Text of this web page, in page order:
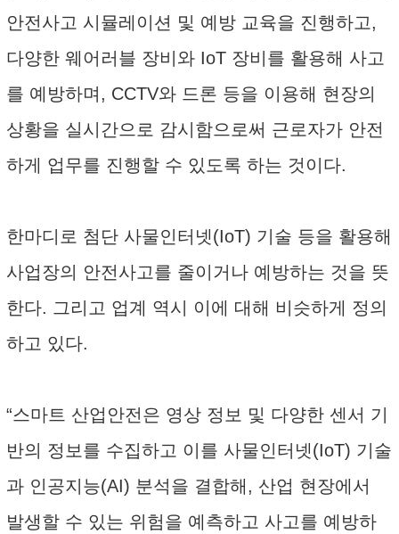
안전사고 시뮬레이션 및 예방 교육을 진행하고,
다양한 웨어러블 장비와 IoT 장비를 활용해 사고
를 예방하며, CCTV와 드론 등을 이용해 현장의
상황을 실시간으로 감시함으로써 근로자가 안전
하게 업무를 진행할 수 있도록 하는 것이다.
한마디로 첨단 사물인터넷(IoT) 기술 등을 활용해
사업장의 안전사고를 줄이거나 예방하는 것을 뜻
한다. 그리고 업계 역시 이에 대해 비슷하게 정의
하고 있다.
“스마트 산업안전은 영상 정보 및 다양한 센서 기
반의 정보를 수집하고 이를 사물인터넷(IoT) 기술
과 인공지능(AI) 분석을 결합해, 산업 현장에서
발생할 수 있는 위험을 예측하고 사고를 예방하